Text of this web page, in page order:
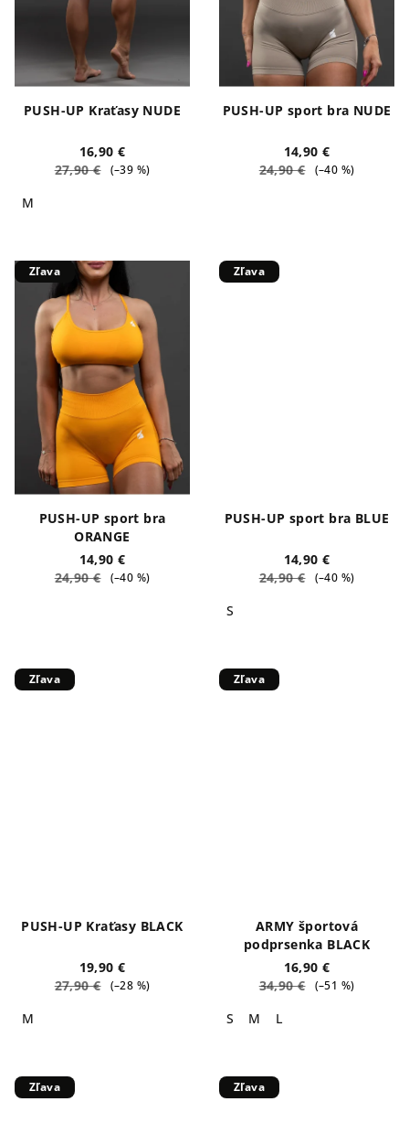
PUSH-UP Kraťasy NUDE
16,90 €
27,90 €
(–39 %)
M
PUSH-UP sport bra NUDE
14,90 €
24,90 €
(–40 %)
Zľava
PUSH-UP sport bra
ORANGE
14,90 €
24,90 €
(–40 %)
Zľava
PUSH-UP sport bra BLUE
14,90 €
24,90 €
(–40 %)
S
Zľava
PUSH-UP Kraťasy BLACK
19,90 €
27,90 €
(–28 %)
M
Zľava
ARMY športová
podprsenka BLACK
16,90 €
34,90 €
(–51 %)
S M L
Zľava Zľava